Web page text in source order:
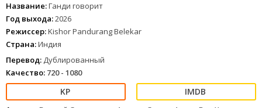
Название:Ганди говорит
Год выхода:2026
Режиссер:Kishor Pandurang Belekar
Страна:Индия
Перевод: Дублированный
Качество: 720 - 1080